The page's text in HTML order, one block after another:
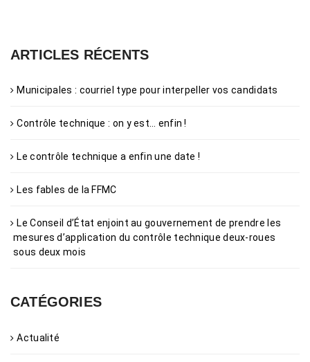
ARTICLES RÉCENTS
Municipales : courriel type pour interpeller vos candidats
Contrôle technique : on y est… enfin !
Le contrôle technique a enfin une date !
Les fables de la FFMC
Le Conseil d’État enjoint au gouvernement de prendre les
mesures d’application du contrôle technique deux-roues
sous deux mois
CATÉGORIES
Actualité